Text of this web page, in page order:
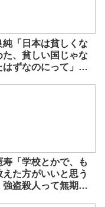
純「日本は貧しくな
た、貧しい国じゃな
はずなのにって」エ
寿「学校とかで、も
えた方がいいと思う
強盗殺人って無期懲